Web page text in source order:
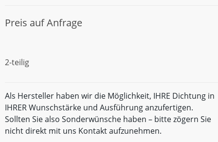
Preis auf Anfrage
2-teilig
Als Hersteller haben wir die Möglichkeit, IHRE Dichtung in
IHRER Wunschstärke und Ausführung anzufertigen.
Sollten Sie also Sonderwünsche haben – bitte zögern Sie
nicht direkt mit uns Kontakt aufzunehmen.